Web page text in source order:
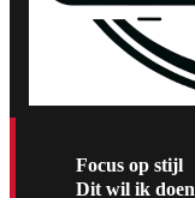
Focus op stijl
Dit wil ik doen